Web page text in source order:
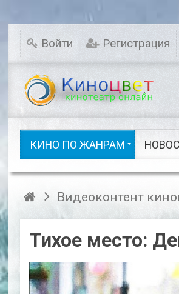
Войти Регистрация
Кино по жанрам
КИНО ПО ЖАНРАМ
Комедии
Детективы
Русское кино
Ужасы
Сказки
Видеоконтент
Тихое место: